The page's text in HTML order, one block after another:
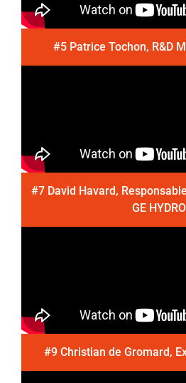
#5 Patrice Tochon, R&D
#7 David Havard,
GE HYDRO
#9 Christian de Gromard,